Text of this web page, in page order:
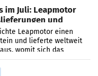
im Juli: Leapmotor
und
100.000er-Marke
Leapmotor einen
und lieferte weltweit
aus, womit sich das
Juli 2025 mehr als